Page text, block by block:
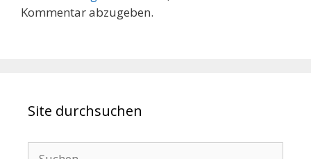
Kommentar abzugeben.
Site durchsuchen